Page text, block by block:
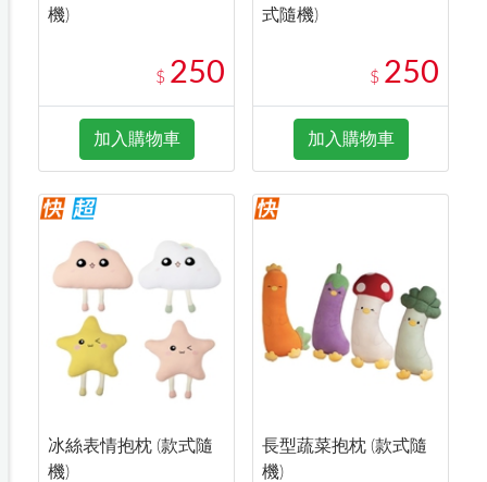
機)
$ 250
加入購物車
式隨機)
$ 250
加入購物車
冰絲表情抱枕 (款式隨
機)
長型蔬菜抱枕 (款式隨
機)